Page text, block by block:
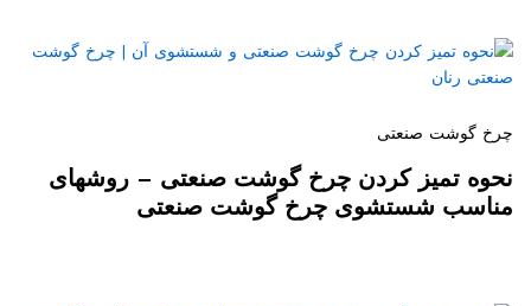
چرخ گوشت صنعتی
نحوه تمیز کردن چرخ گوشت صنعتی – روشهای
مناسب شستشوی چرخ گوشت صنعتی